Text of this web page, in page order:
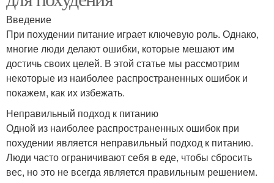
Введение
При похудении питание играет ключевую роль. Однако,
многие люди делают ошибки, которые мешают им
достичь своих целей. В этой статье мы рассмотрим
некоторые из наиболее распространенных ошибок и
покажем, как их избежать.
Неправильный подход к питанию
Одной из наиболее распространенных ошибок при
похудении является неправильный подход к питанию.
Люди часто ограничивают себя в еде, чтобы сбросить
вес, но это не всегда является правильным решением.